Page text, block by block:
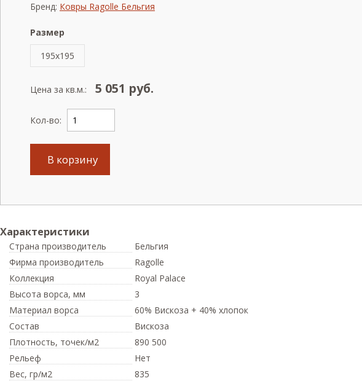
Бренд: Ковры Ragolle Бельгия
Размер
195x195
Цена за кв.м.: 5 051 руб.
Кол-во:
В корзину
Характеристики
Страна производитель
Бельгия
Фирма производитель
Ragolle
Коллекция
Royal Palace
Высота ворса, мм
3
Материал ворса
60% Вискоза + 40% хлопок
Состав
Вискоза
Плотность, точек/м2
890 500
Рельеф
Нет
Вес, гр/м2 835